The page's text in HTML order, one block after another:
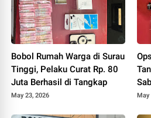
Bobol Rumah Warga di Surau
Tinggi, Pelaku Curat Rp. 80
Juta Berhasil di Tangkap
May 23, 2026 May